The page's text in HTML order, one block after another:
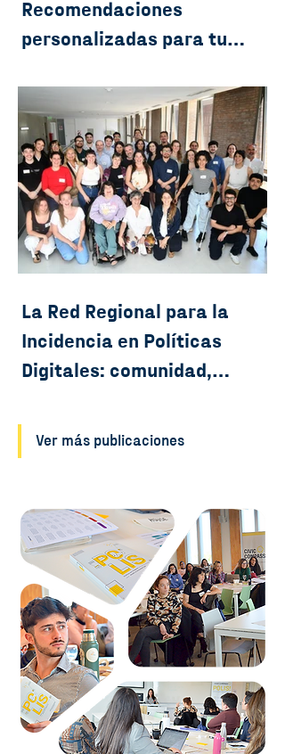
Recomendaciones
personalizadas para tu
La Red Regional para la
Incidencia en Políticas
Digitales: comunidad,
colectiva
Ver más publicaciones